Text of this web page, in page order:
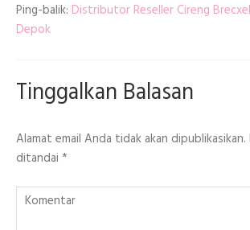
Ping-balik: Distributor Reseller Cireng
Depok
Tinggalkan Balasan
Alamat email Anda tidak akan dipublikasikan.
ditandai *
Komentar